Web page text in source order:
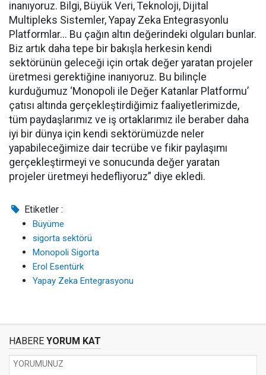
inanıyoruz. Bilgi, Büyük Veri, Teknoloji, Dijital
Multipleks Sistemler, Yapay Zeka Entegrasyonlu
Platformlar... Bu çağın altın değerindeki olguları bunlar.
Biz artık daha tepe bir bakışla herkesin kendi
sektörünün geleceği için ortak değer yaratan projeler
üretmesi gerektiğine inanıyoruz. Bu bilinçle
kurduğumuz ‘Monopoli ile Değer Katanlar Platformu’
çatısı altında gerçekleştirdiğimiz faaliyetlerimizde,
tüm paydaşlarımız ve iş ortaklarımız ile beraber daha
iyi bir dünya için kendi sektörümüzde neler
yapabileceğimize dair tecrübe ve fikir paylaşımı
gerçekleştirmeyi ve sonucunda değer yaratan
projeler üretmeyi hedefliyoruz” diye ekledi.
Etiketler :
Büyüme
sigorta sektörü
Monopoli Sigorta
Erol Esentürk
Yapay Zeka Entegrasyonu
HABERE YORUM KAT